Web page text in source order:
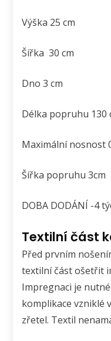
Výška 25 cm
Šířka 30 cm
Dno 3 cm
Délka popruhu 130
Maximální nosnost
Šířka popruhu 3cm
DOBA DODÁNÍ -4
Textilní část
Před prvním
textilní část ošetřit
Impregnaci je
komplikace vzniklé
zřetel. Textil